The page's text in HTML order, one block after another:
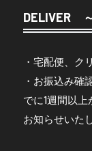
DELIVER
・宅配便、ク
・お振込み確
でに1週間以
お知らせいた